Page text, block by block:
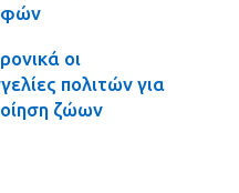
οι
πολιτών για
ζώων